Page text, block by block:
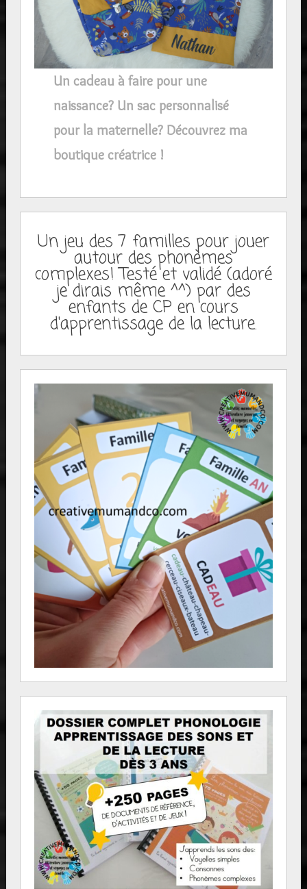
Un cadeau à faire pour une
naissance? Un sac personnalisé
pour la maternelle? Découvrez ma
boutique créatrice !
Un jeu des 7 familles pour jouer
autour des phonèmes
complexes! Testé et validé (adoré
je dirais même ^^) par des
enfants de CP en cours
d'apprentissage de la lecture.